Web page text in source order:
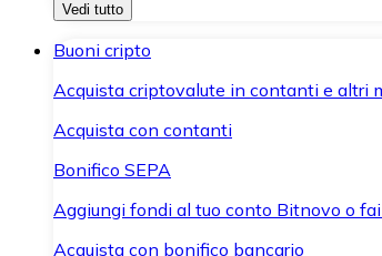
Vedi tutto
Buoni cripto
Acquista criptovalute in contanti e altri
Acquista con contanti
Bonifico SEPA
Aggiungi fondi al tuo conto Bitnovo o
Acquista con bonifico bancario